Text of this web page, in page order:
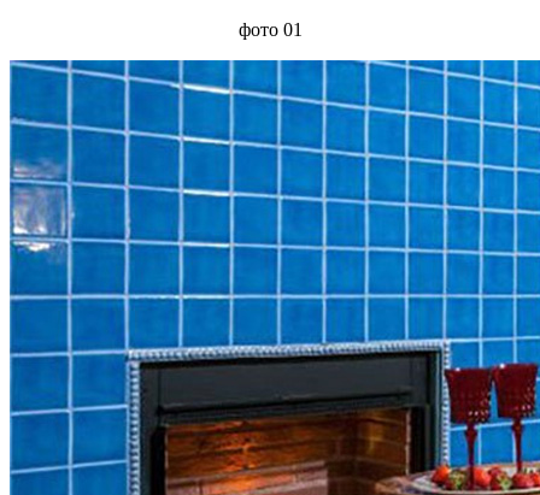
фото 01